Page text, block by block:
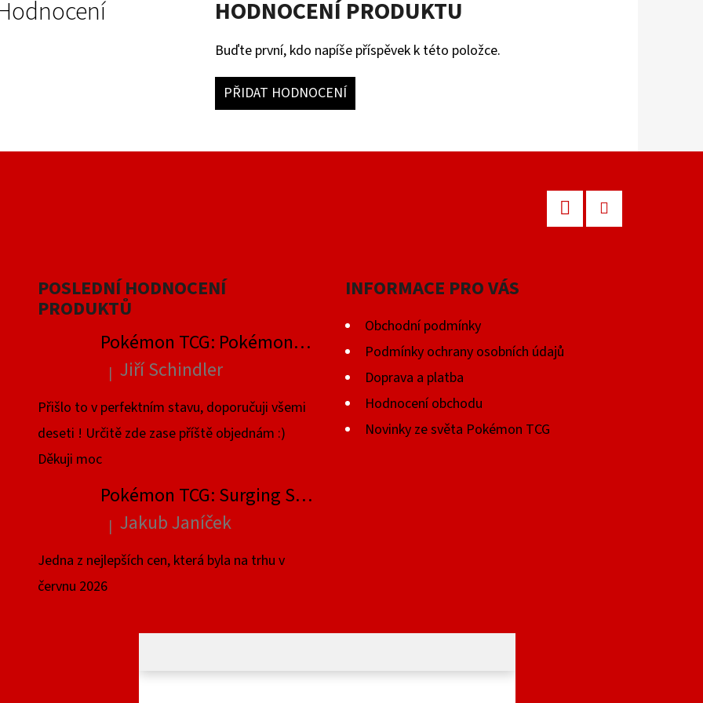
HODNOCENÍ PRODUKTU
Buďte první, kdo napíše příspěvek k této položce.
PŘIDAT HODNOCENÍ
POSLEDNÍ HODNOCENÍ
PRODUKTŮ
Pokémon TCG: Pokémon GO Elite Trainer Box
Hodnocení produktu je 5 z 5 hvězdiček.
| Jiří Schindler
Přišlo to v perfektním stavu, doporučuji všemi
deseti ! Určitě zde zase příště objednám :)
Děkuji moc
Pokémon TCG: Surging Sparks Elite Trainer Box
Hodnocení produktu je 4 z 5 hvězdiček.
| Jakub Janíček
Jedna z nejlepších cen, která byla na trhu v
červnu 2026
INFORMACE PRO VÁS
Obchodní podmínky
Podmínky ochrany osobních údajů
Doprava a platba
Hodnocení obchodu
Novinky ze světa Pokémon TCG